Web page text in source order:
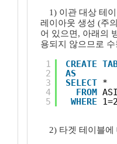
1) 이관 대상 테
레이아웃 생성 (주
어 있으면, 아래의
용되지 않으므로
1
2
3
4
5
CREATE
AS
SELECT *
FROM
WHERE
2) 타겟 테이블에